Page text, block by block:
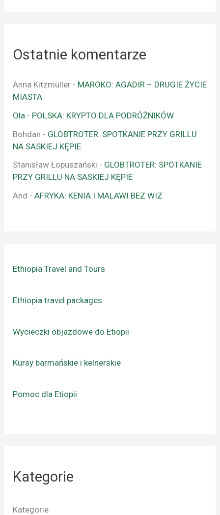
Ostatnie komentarze
Anna Kitzmüller - MAROKO: AGADIR – DRUGIE ŻYCIE
MIASTA
Ola - POLSKA: KRYPTO DLA PODRÓŻNIKÓW
Bohdan - GLOBTROTER: SPOTKANIE PRZY GRILLU
NA SASKIEJ KĘPIE
Stanisław Łopuszański - GLOBTROTER: SPOTKANIE
PRZY GRILLU NA SASKIEJ KĘPIE
And -AFRYKA: KENIA I MALAWI BEZ WIZ
Ethiopia Travel and Tours
Ethiopia travel packages
Wycieczki objazdowe do Etiopii
Kursy barmańskie i kelnerskie
Pomoc dla Etiopii
Kategorie
Kategorie